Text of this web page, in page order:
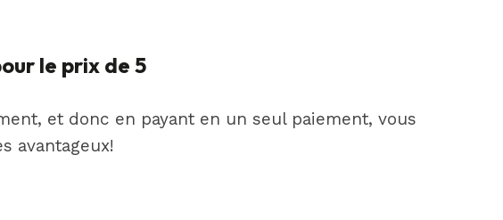
le prix de 5
et donc en payant en un seul paiement, vous
avantageux!